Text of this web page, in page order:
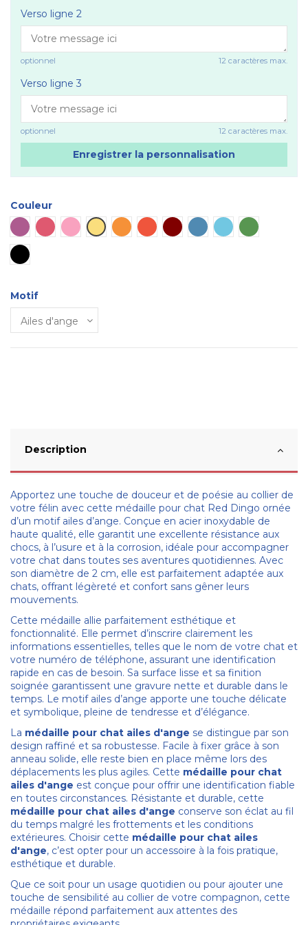
Verso ligne 2
optionnel 12 caractères max.
Verso ligne 3
optionnel 12 caractères max.
Enregistrer la personnalisation
Couleur
Violet
Rose vifRose Jaune OrangeRouge MarronBleu Bleu cielVert
Noir
Motif
Description
Apportez une touche de douceur et de poésie au collier de
votre félin avec cette médaille pour chat Red Dingo ornée
d’un motif ailes d’ange. Conçue en acier inoxydable de
haute qualité, elle garantit une excellente résistance aux
chocs, à l’usure et à la corrosion, idéale pour accompagner
votre chat dans toutes ses aventures quotidiennes. Avec
son diamètre de 2 cm, elle est parfaitement adaptée aux
chats, offrant légèreté et confort sans gêner leurs
mouvements.
Cette médaille allie parfaitement esthétique et
fonctionnalité. Elle permet d’inscrire clairement les
informations essentielles, telles que le nom de votre chat et
votre numéro de téléphone, assurant une identification
rapide en cas de besoin. Sa surface lisse et sa finition
soignée garantissent une gravure nette et durable dans le
temps. Le motif ailes d’ange apporte une touche délicate
et symbolique, pleine de tendresse et d’élégance.
La médaille pour chat ailes d'ange se distingue par son
design raffiné et sa robustesse. Facile à fixer grâce à son
anneau solide, elle reste bien en place même lors des
déplacements les plus agiles. Cette médaille pour chat
ailes d'ange est conçue pour offrir une identification fiable
en toutes circonstances. Résistante et durable, cette
médaille pour chat ailes d'ange conserve son éclat au fil
du temps malgré les frottements et les conditions
extérieures. Choisir cette médaille pour chat ailes
d'ange, c’est opter pour un accessoire à la fois pratique,
esthétique et durable.
Que ce soit pour un usage quotidien ou pour ajouter une
touche de sensibilité au collier de votre compagnon, cette
médaille répond parfaitement aux attentes des